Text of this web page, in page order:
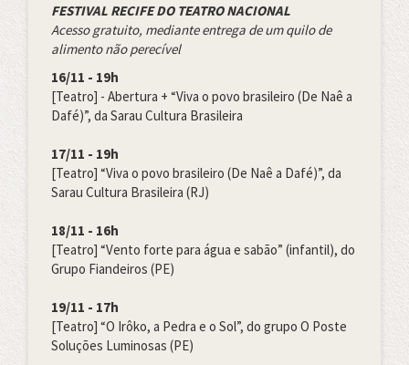
FESTIVAL RECIFE DO TEATRO NACIONAL
Acesso gratuito, mediante entrega de um quilo de
alimento não perecível
16/11 - 19h
[Teatro] - Abertura + “Viva o povo brasileiro (De Naê a
Dafé)”, da Sarau Cultura Brasileira
17/11 - 19h
[Teatro] “Viva o povo brasileiro (De Naê a Dafé)”, da
Sarau Cultura Brasileira (RJ)
18/11 - 16h
[Teatro] “Vento forte para água e sabão” (infantil), do
Grupo Fiandeiros (PE)
19/11 - 17h
[Teatro] “O Irôko, a Pedra e o Sol”, do grupo O Poste
Soluções Luminosas (PE)